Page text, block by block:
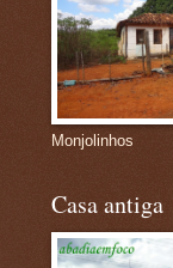
Monjolinhos
Casa antiga